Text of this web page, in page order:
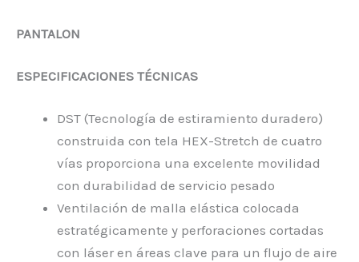
PANTALON
ESPECIFICACIONES TÉCNICAS
DST (Tecnología de estiramiento duradero)
construida con tela HEX-Stretch de cuatro
vías proporciona una excelente movilidad
con durabilidad de servicio pesado
Ventilación de malla elástica colocada
estratégicamente y perforaciones cortadas
con láser en áreas clave para un flujo de aire